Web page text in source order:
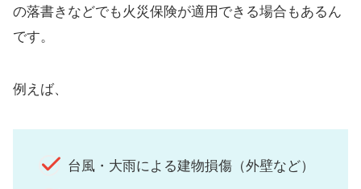
の落書きなどでも火災保険が適用できる場合もあるん
です。
例えば、
台風・大雨による建物損傷（外壁など）